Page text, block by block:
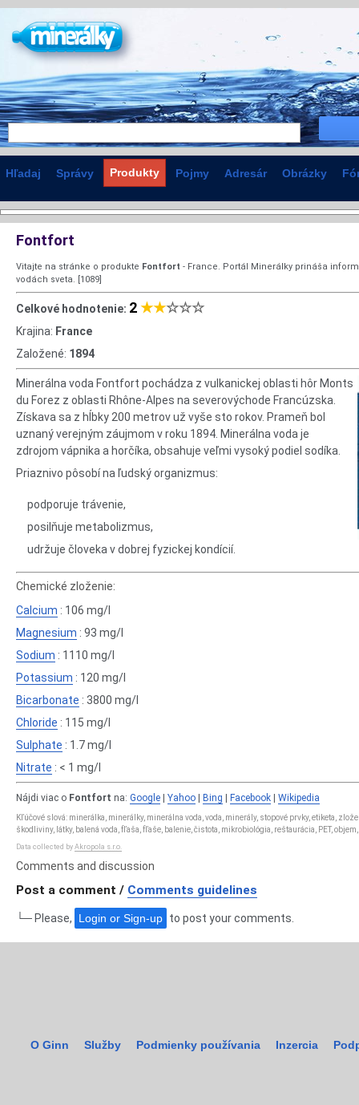
Hľadaj Správy Produkty Pojmy Adresár Obrázky
Fontfort
Vitajte na stránke o produkte Fontfort - France. Portál Minerálky prináša
vodách sveta. [1089]
Celkové hodnotenie: 2★★☆☆☆
Krajina: France
Založené: 1894
Minerálna voda Fontfort pochádza z vulkanickej oblasti hôr Monts
du Forez z oblasti Rhône-Alpes na severovýchode Francúzska.
Získava sa z hĺbky 200 metrov už vyše sto rokov. Prameň bol
uznaný verejným záujmom v roku 1894. Minerálna voda je
zdrojom vápnika a horčíka, obsahuje veľmi vysoký podiel sodíka.
Priaznivo pôsobí na ľudský organizmus:
podporuje trávenie,
posilňuje metabolizmus,
udržuje človeka v dobrej fyzickej kondícií.
Chemické zloženie:
Calcium : 106 mg/l
Magnesium : 93 mg/l
Sodium : 1110 mg/l
Potassium : 120 mg/l
Bicarbonate : 3800 mg/l
Chloride : 115 mg/l
Sulphate : 1.7 mg/l
Nitrate : < 1 mg/l
Nájdi viac o Fontfort na: Google Yahoo Bing Facebook Wikipedia
Kľúčové slová: minerálka, minerálky, minerálna voda, voda, minerály, stopové prvky, etiketa,
škodliviny, látky, balená voda, fľaša, fľaše, balenie, čistota, mikrobiológia, reštaurácia, PET,
Data collected by Akropola s.r.o.
Comments and discussion
Post a comment / Comments guidelines
└─ Please, Login or Sign-up to post your comments.
O Ginn Služby Podmienky používania Inzercia